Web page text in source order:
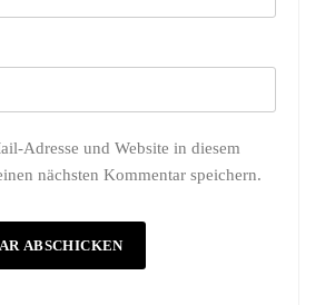
Adresse und Website in diesem
nächsten Kommentar speichern.